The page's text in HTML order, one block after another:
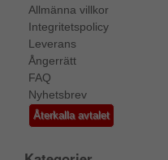
Allmänna villkor
Integritetspolicy
Leverans
Ångerrätt
FAQ
Nyhetsbrev
Återkalla avtalet